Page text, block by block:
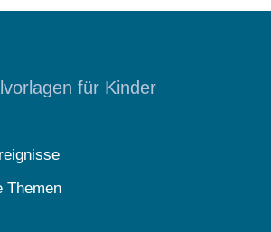
für Kinder
Themen